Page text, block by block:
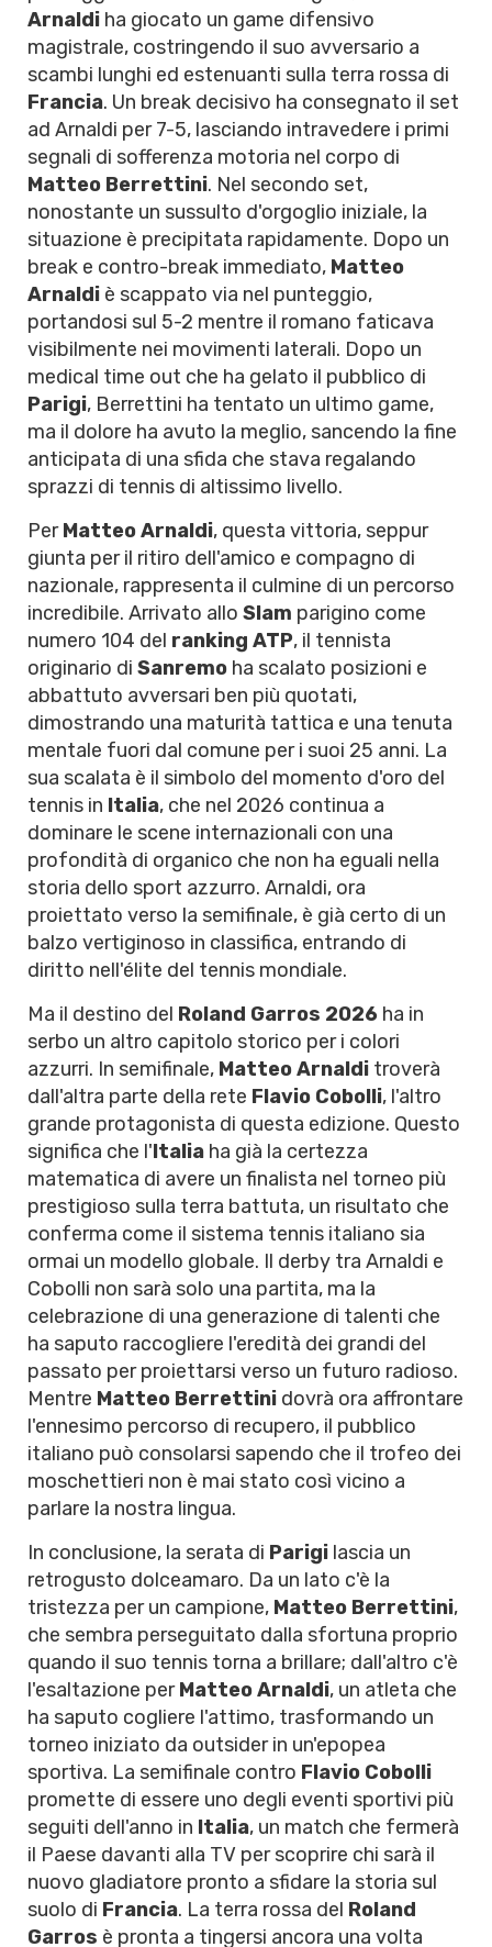
Arnaldi ha giocato un game difensivo
magistrale, costringendo il suo avversario a
scambi lunghi ed estenuanti sulla terra rossa di
Francia. Un break decisivo ha consegnato il set
ad Arnaldi per 7-5, lasciando intravedere i primi
segnali di sofferenza motoria nel corpo di
Matteo Berrettini. Nel secondo set,
nonostante un sussulto d'orgoglio iniziale, la
situazione è precipitata rapidamente. Dopo un
break e contro-break immediato, Matteo
Arnaldi è scappato via nel punteggio,
portandosi sul 5-2 mentre il romano faticava
visibilmente nei movimenti laterali. Dopo un
medical time out che ha gelato il pubblico di
Parigi, Berrettini ha tentato un ultimo game,
ma il dolore ha avuto la meglio, sancendo la fine
anticipata di una sfida che stava regalando
sprazzi di tennis di altissimo livello.
PerMatteo Arnaldi, questa vittoria, seppur
giunta per il ritiro dell'amico e compagno di
nazionale, rappresenta il culmine di un percorso
incredibile. Arrivato allo Slam parigino come
numero 104 del ranking ATP, il tennista
originario di Sanremo ha scalato posizioni e
abbattuto avversari ben più quotati,
dimostrando una maturità tattica e una tenuta
mentale fuori dal comune per i suoi 25 anni. La
sua scalata è il simbolo del momento d'oro del
tennis in Italia, che nel 2026 continua a
dominare le scene internazionali con una
profondità di organico che non ha eguali nella
storia dello sport azzurro. Arnaldi, ora
proiettato verso la semifinale, è già certo di un
balzo vertiginoso in classifica, entrando di
diritto nell'élite del tennis mondiale.
Ma il destino del Roland Garros 2026 ha in
serbo un altro capitolo storico per i colori
azzurri. In semifinale, Matteo Arnaldi troverà
dall'altra parte della rete Flavio Cobolli, l'altro
grande protagonista di questa edizione. Questo
significa che l'Italia ha già la certezza
matematica di avere un finalista nel torneo più
prestigioso sulla terra battuta, un risultato che
conferma come il sistema tennis italiano sia
ormai un modello globale. Il derby tra Arnaldi e
Cobolli non sarà solo una partita, ma la
celebrazione di una generazione di talenti che
ha saputo raccogliere l'eredità dei grandi del
passato per proiettarsi verso un futuro radioso.
Mentre Matteo Berrettini dovrà ora affrontare
l'ennesimo percorso di recupero, il pubblico
italiano può consolarsi sapendo che il trofeo dei
moschettieri non è mai stato così vicino a
parlare la nostra lingua.
In conclusione, la serata di Parigi lascia un
retrogusto dolceamaro. Da un lato c'è la
tristezza per un campione, Matteo Berrettini,
che sembra perseguitato dalla sfortuna proprio
quando il suo tennis torna a brillare; dall'altro c'è
l'esaltazione perMatteo Arnaldi, un atleta che
ha saputo cogliere l'attimo, trasformando un
torneo iniziato da outsider in un'epopea
sportiva. La semifinale contro Flavio Cobolli
promette di essere uno degli eventi sportivi più
seguiti dell'anno in Italia, un match che fermerà
il Paese davanti alla TV per scoprire chi sarà il
nuovo gladiatore pronto a sfidare la storia sul
suolo di Francia. La terra rossa del Roland
Garros è pronta a tingersi ancora una volta